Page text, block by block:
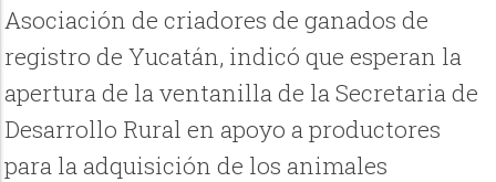
Asociación de criadores de ganados de
registro de Yucatán, indicó que esperan la
apertura de la ventanilla de la Secretaria de
Desarrollo Rural en apoyo a productores
para la adquisición de los animales